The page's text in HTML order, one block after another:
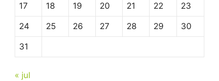
17 18 19 20 21 22 23
24 25 26 27 28 29 30
31
« jul